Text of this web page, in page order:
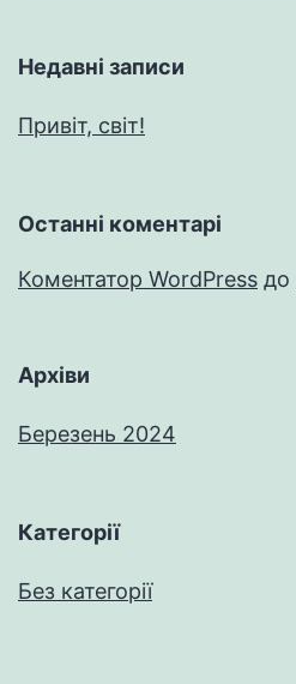
Недавні записи
Привіт, світ!
Останні коментарі
Коментатор WordPress до
Архіви
Березень 2024
Категорії
Без категорії